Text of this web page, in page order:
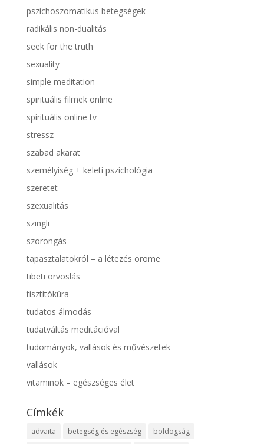
pszichoszomatikus betegségek
radikális non-dualitás
seek for the truth
sexuality
simple meditation
spirituális filmek online
spirituális online tv
stressz
szabad akarat
személyiség + keleti pszichológia
szeretet
szexualitás
szingli
szorongás
tapasztalatokról – a létezés öröme
tibeti orvoslás
tisztítókúra
tudatos álmodás
tudatváltás meditációval
tudományok, vallások és művészetek
vallások
vitaminok – egészséges élet
Címkék
advaita betegség és egészség
boldogság